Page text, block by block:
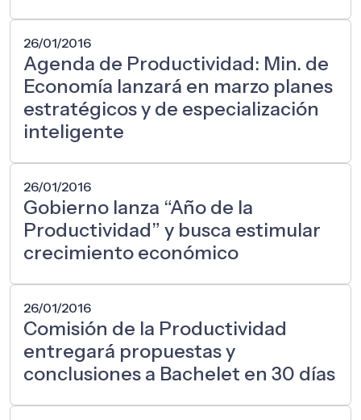
26/01/2016
Agenda de Productividad: Min. de
Economía lanzará en marzo planes
estratégicos y de especialización
inteligente
26/01/2016
Gobierno lanza “Año de la
Productividad” y busca estimular
crecimiento económico
26/01/2016
Comisión de la Productividad
entregará propuestas y
conclusiones a Bachelet en 30 días